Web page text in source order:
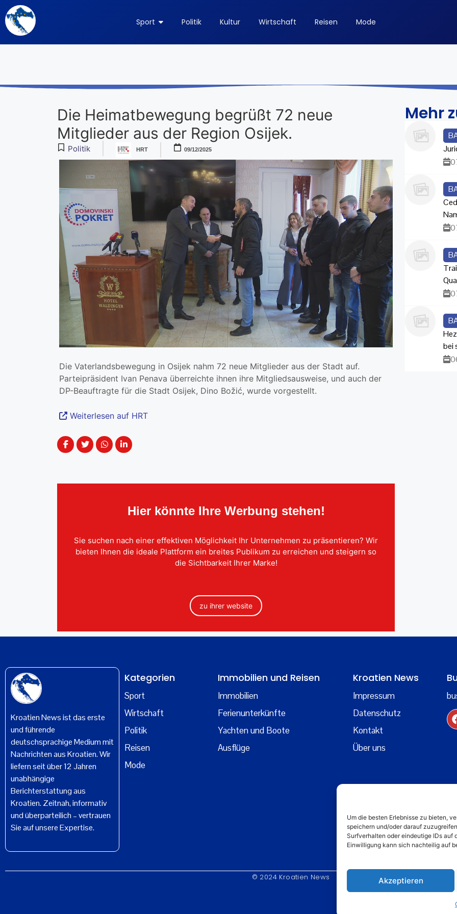
Um die besten Erlebnisse zu bieten,
speichern und/oder darauf
Surfverhalten oder eindeutige IDs auf
Einwilligung kann sich nachteilig auf
Akzeptieren
Sport Politik Kultur Wirtschaft Reisen Mode
Die Heimatbewegung begrüßt 72 neue
Mitglieder aus der Region Osijek.
Politik HRT 09/12/2025
Die Vaterlandsbewegung in Osijek nahm 72 neue Mitglieder aus der Stadt auf.
Parteipräsident Ivan Penava überreichte ihnen ihre Mitgliedsausweise, und auch der
DP-Beauftragte für die Stadt Osijek, Dino Božić, wurde vorgestellt.
Weiterlesen auf HRT
Hier könnte Ihre Werbung stehen!
Sie suchen nach einer effektiven Möglichkeit Ihr Unternehmen zu präsentieren? Wir
bieten Ihnen die ideale Plattform ein breites Publikum zu erreichen und steigern so
die Sichtbarkeit Ihrer Marke!
zu ihrer website
Mehr
bei
Kroatien News ist das erste
und führende
deutschsprachige Medium mit
Nachrichten aus Kroatien. Wir
liefern seit über 12 Jahren
unabhängige
Berichterstattung aus
Kroatien. Zeitnah, informativ
und überparteilich – vertrauen
Sie auf unsere Expertise.
Kategorien
Sport
Wirtschaft
Politik
Reisen
Mode
Immobilien und Reisen
Immobilien
Ferienunterkünfte
Yachten und Boote
Ausflüge
Kroatien News
Impressum
Datenschutz
Kontakt
Über uns
© 2024 Kroatien News